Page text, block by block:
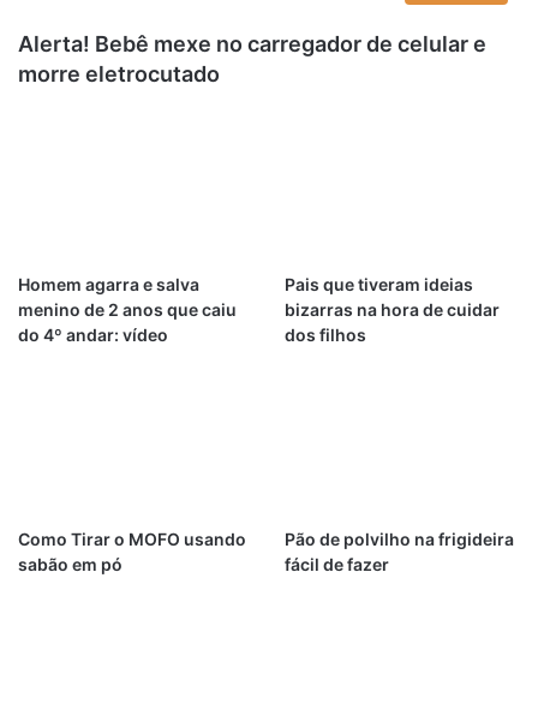
Alerta! Bebê mexe no carregador de celular e
morre eletrocutado
Homem agarra e salva
menino de 2 anos que caiu
do 4º andar: vídeo
Pais que tiveram ideias
bizarras na hora de cuidar
dos filhos
Como Tirar o MOFO usando
sabão em pó
Pão de polvilho na frigideira
fácil de fazer